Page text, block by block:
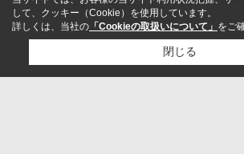
して、クッキー（Cookie）を使用しています。
詳しくは、当社の 「Cookieの取扱いについて」 をご
閉じる